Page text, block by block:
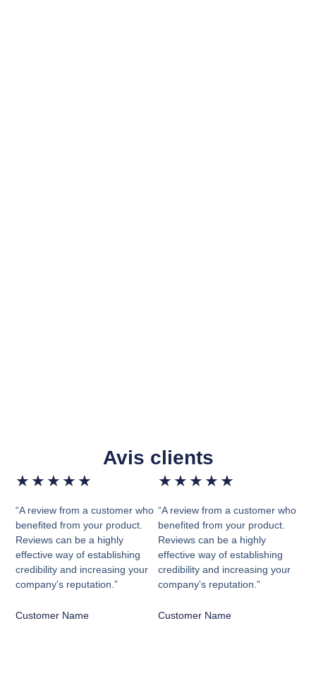
Avis clients
★ ★ ★ ★ ★
“A review from a customer who
benefited from your product.
Reviews can be a highly
effective way of establishing
credibility and increasing your
company's reputation.”
Customer Name
★ ★ ★ ★ ★
“A review from a customer who
benefited from your product.
Reviews can be a highly
effective way of establishing
credibility and increasing your
company's reputation.”
Customer Name